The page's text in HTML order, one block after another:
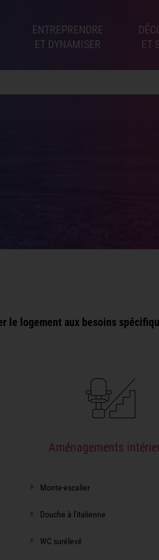
ENTREPRENDRE
ET DYNAMISER
ET
le logement aux besoins
Aménagements
Monte-escalier
Douche à l'italienne
WC surélevé